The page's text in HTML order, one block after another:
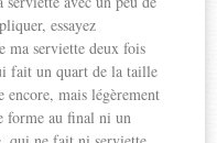
essayez
ma serviette deux fois
fait un quart de la taille
mais légèrement
forme au final ni un